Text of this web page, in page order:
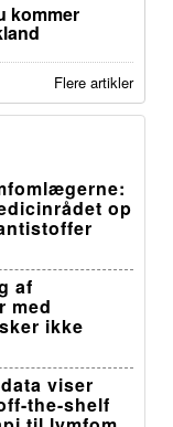
kommer
Flere artikler
op
af
med
ikke
viser
the-shelf